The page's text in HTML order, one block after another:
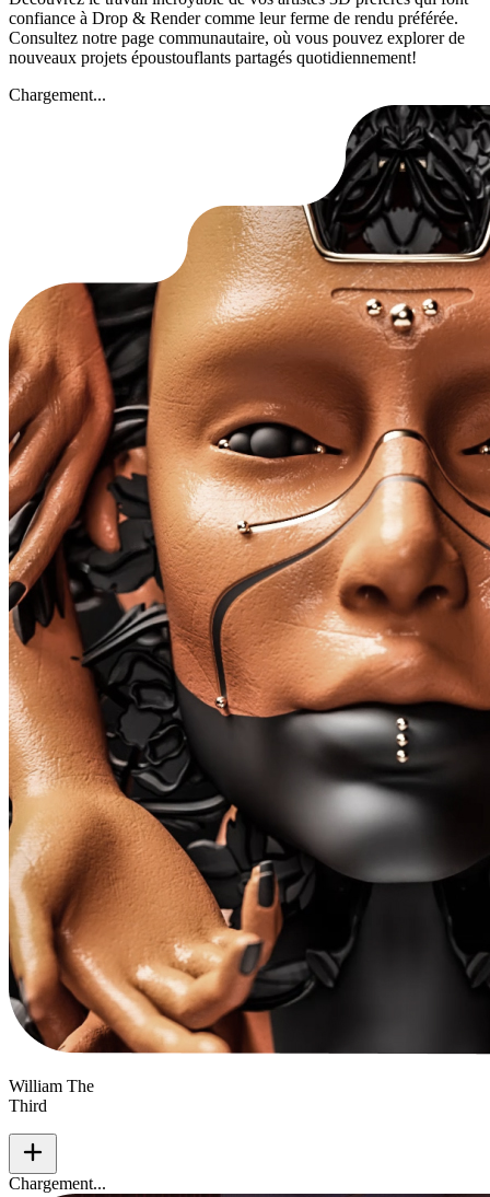
confiance à Drop & Render comme leur ferme de rendu préférée.
Consultez notre page communautaire, où vous pouvez explorerde
nouveaux projets époustouflants partagés quotidiennement!
Chargement...
William The
Third
add
Chargement...